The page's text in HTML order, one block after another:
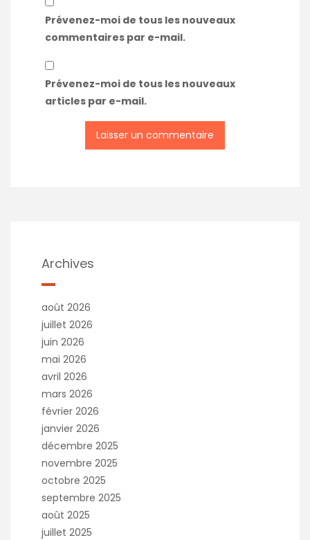
Prévenez-moi de tous les nouveaux
commentaires par e-mail.
Prévenez-moi de tous les nouveaux
articles par e-mail.
Archives
août 2026
juillet 2026
juin 2026
mai 2026
avril 2026
mars 2026
février 2026
janvier 2026
décembre 2025
novembre 2025
octobre 2025
septembre 2025
août 2025
juillet 2025